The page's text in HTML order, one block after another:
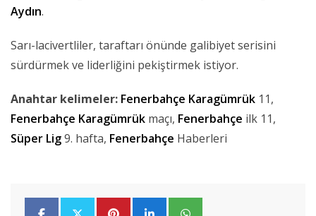
Aydın.
Sarı-lacivertliler, taraftarı önünde galibiyet serisini
sürdürmek ve liderliğini pekiştirmek istiyor.
Anahtar kelimeler: Fenerbahçe Karagümrük 11,
Fenerbahçe Karagümrük maçı, Fenerbahçe ilk 11,
Süper Lig9. hafta, Fenerbahçe Haberleri